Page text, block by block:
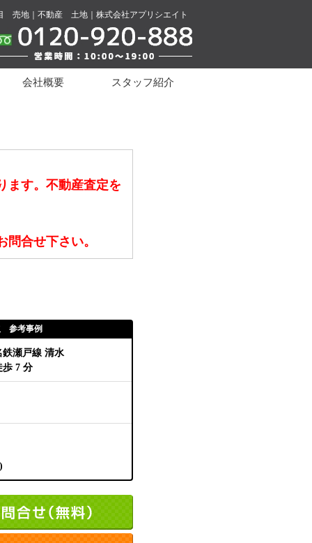
売地｜不動産 土地｜株式会社アプリシエイト
会社概要 スタッフ紹介
ます。不動産査定を
合せ下さい。
参考事例
鉄瀬戸線 清水
歩 7 分